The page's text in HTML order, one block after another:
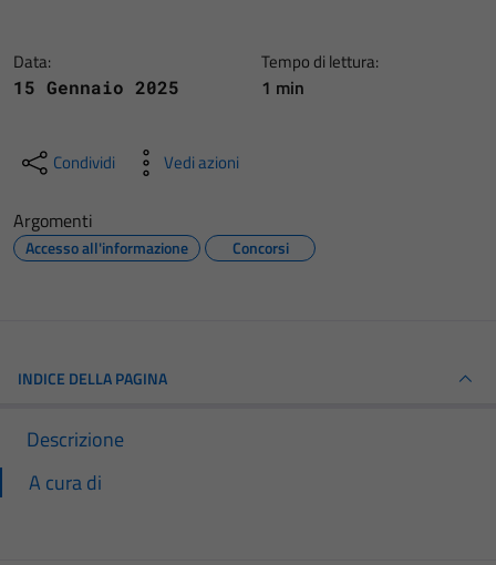
Data:
15 Gennaio 2025
Tempo di lettura:
1 min
Condividi Vedi azioni
Argomenti
Accesso all'informazione Concorsi
INDICE DELLA PAGINA
Descrizione
A cura di